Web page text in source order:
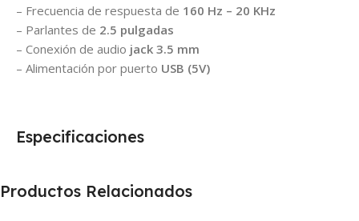
– Frecuencia de respuesta de 160 Hz – 20 KHz
– Parlantes de 2.5 pulgadas
– Conexión de audio jack 3.5 mm
– Alimentación por puerto USB (5V)
Especificaciones
Productos Relacionados